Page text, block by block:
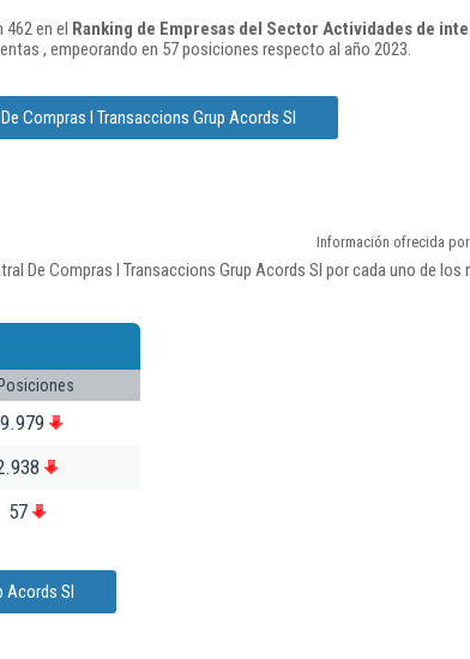
en el Ranking de Empresas del Sector Actividades de
, empeorando en 57 posiciones respecto al año 2023.
Compras I Transaccions Grup Acords Sl
Información ofrecida por
De Compras I Transaccions Grup Acords Sl por cada uno de los
57
Acords Sl